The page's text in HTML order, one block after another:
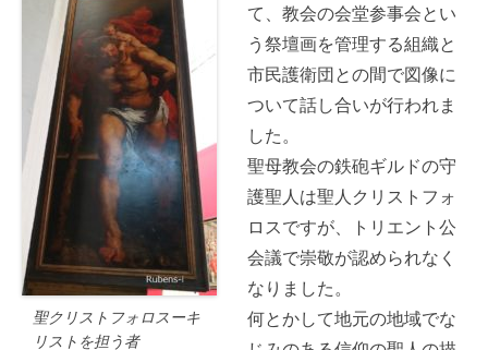
聖クリストフォロスーキ
リストを担う者
て、教会の会堂参事会とい
う祭壇画を管理する組織と
市民護衛団との間で図像に
ついて話し合いが行われま
した。
聖母教会の鉄砲ギルドの守
護聖人は聖人クリストフォ
ロスですが、トリエント公
会議で崇敬が認められなく
なりました。
何とかして地元の地域でな